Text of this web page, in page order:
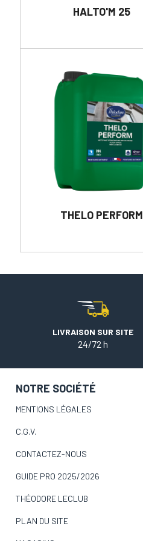
HALTO'M 25
DÉTAILS
THELO PERFORM
DÉTAILS
LIVRAISON SUR SITE
24/72 h
NOTRE SOCIÉTÉ
MENTIONS LÉGALES
C.G.V.
CONTACTEZ-NOUS
GUIDE PRO 2025/2026
THÉODORE LECLUB
PLAN DU SITE